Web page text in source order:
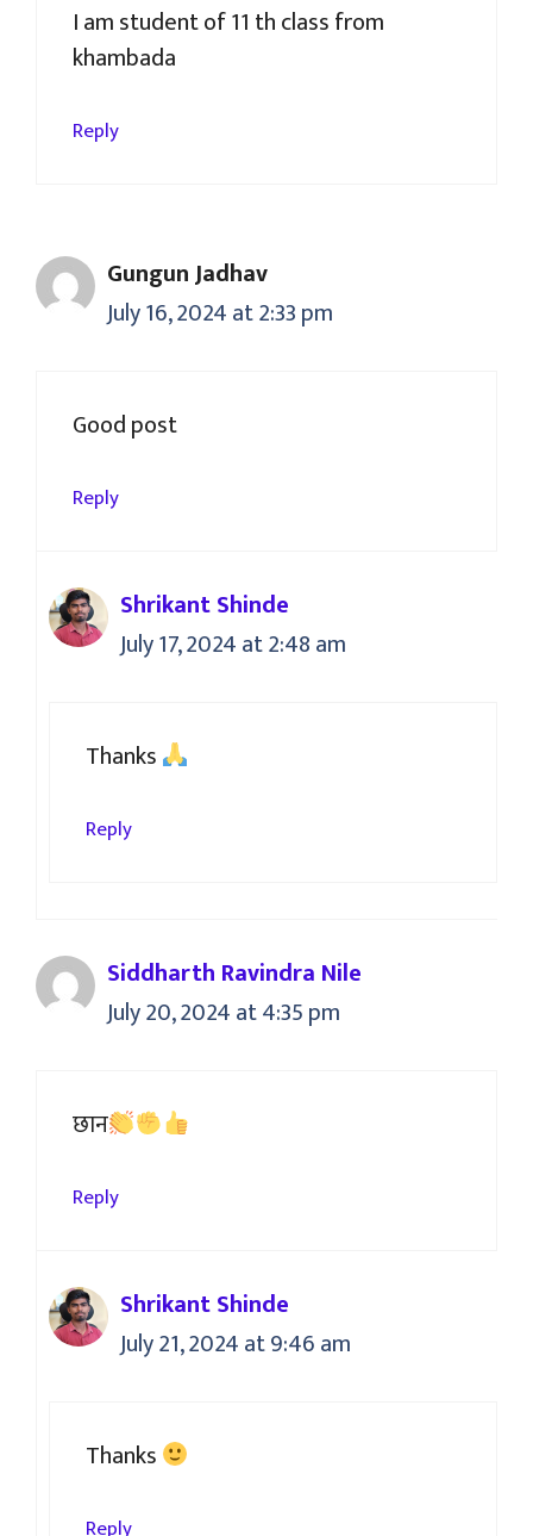
I am student of 11 th class from
khambada
Reply
Gungun Jadhav
July 16, 2024 at 2:33 pm
Good post
Reply
Shrikant Shinde
July 17, 2024 at 2:48 am
Thanks
Reply
Siddharth Ravindra Nile
July 20, 2024 at 4:35 pm
छान
Reply
Shrikant Shinde
July 21, 2024 at 9:46 am
Thanks
Reply